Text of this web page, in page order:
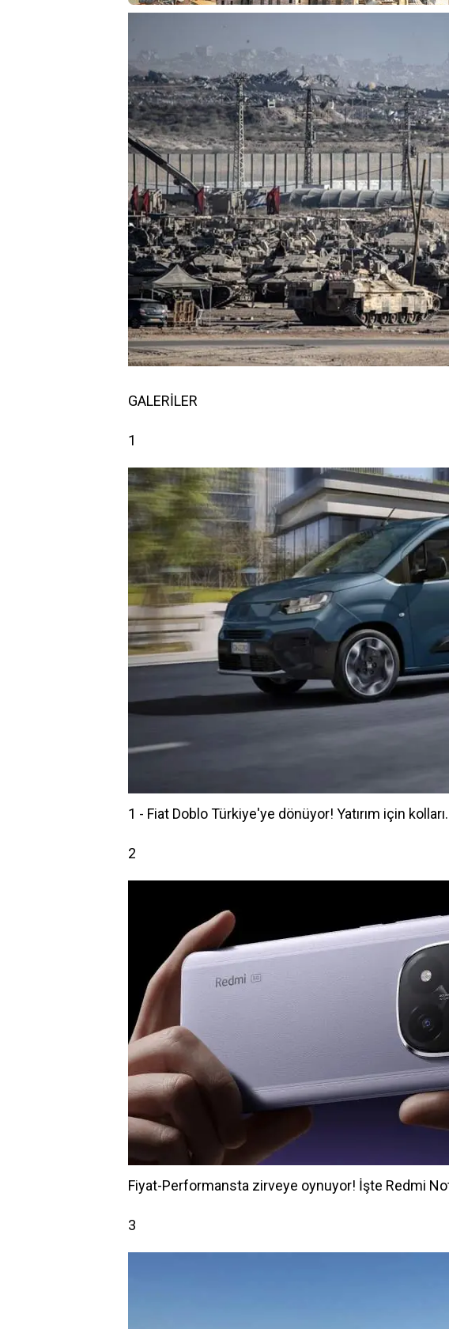
GALERİLER
1
1 - Fiat Doblo Türkiye'ye dönüyor! Yatırım için
2
Fiyat-Performansta zirveye oynuyor! İşte Redmi
3